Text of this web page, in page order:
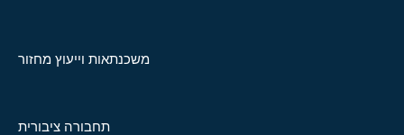
משכנתאות וייעוץ מחזור
תחבורה ציבורית